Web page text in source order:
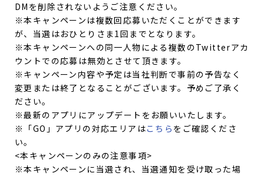
DMを削除されないようご注意ください。
※本キャンペーンは複数回応募いただくことができます
が、当選はおひとりさま1回までとなります。
※本キャンペーンへの同一人物による複数のTwitterアカ
ウントでの応募は無効とさせて頂きます。
※キャンペーン内容や予定は当社判断で事前の予告なく
変更または終了となることがございます。予めご了承く
ださい。
※最新のアプリにアップデートをお願いいたします。
※「GO」アプリの対応エリアはこちら をご確認くださ
い。
<本キャンペーンのみの注意事項>
※本キャンペーンに当選され、当選通知を受け取った場